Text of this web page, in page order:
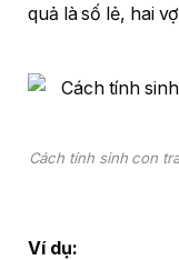
quả là số lẻ, hai
Cách tính sinh con
Ví dụ: